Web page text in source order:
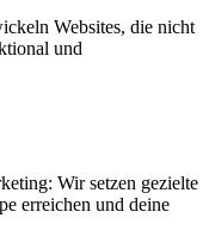
Websites, die nicht
und
Wir setzen gezielte
erreichen und deine